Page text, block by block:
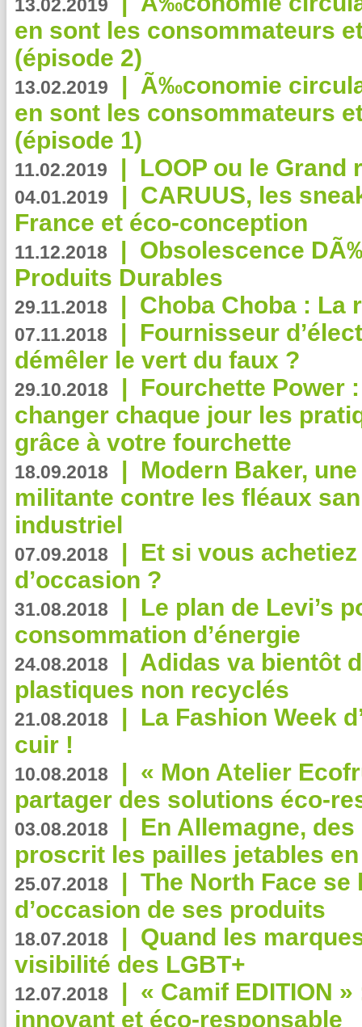
13.02.2019
en sont les consommateurs
(épisode 2)
13.02.2019 | Ã‰conomie
en sont les consommateurs
(épisode 1)
11.02.2019 | LOOP ou le Grand
04.01.2019 | CARUUS, les
France et éco-conception
11.12.2018 | Obsolescence
Produits Durables
29.11.2018 | Choba Choba : La
07.11.2018 | Fournisseur
démêler le vert du faux ?
29.10.2018 | Fourchette Power
changer chaque jour les
grâce à votre fourchette
18.09.2018 | Modern Baker,
militante contre les fléaux
industriel
07.09.2018 | Et si vous
d’occasion ?
31.08.2018 | Le plan de Levi’s
consommation d’énergie
24.08.2018 | Adidas va bientôt
plastiques non recyclés
21.08.2018 | La Fashion Week
cuir !
10.08.2018 | « Mon Atelier
partager des solutions éco-
03.08.2018 | En Allemagne,
proscrit les pailles jetables
25.07.2018 | The North Face se
d’occasion de ses produits
18.07.2018 | Quand les
visibilité des LGBT+
12.07.2018 | « Camif EDITION
innovant et éco-responsable